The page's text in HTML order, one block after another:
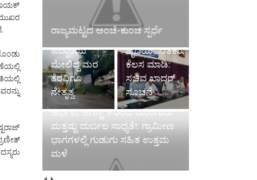
ರಾಜ್ಯಮಟ್ಟದ ಅಂಚೆ-ಕುಂಚ ಸ್ಪರ್ಧೆ
ರಸ್ತೆ ಹೊಂಡ
ಮುಚ್ಚಿದ
ವೈದ್ಯರು,
ಹೆದ್ದಾರಿಯ
ಮೇಲಿದ್ದ ಮರ
ತೆರವಿಗೂ
ನೇತೃತ್ವ
ಅಧಿಕಾರಿಗಳು
ಬುದ್ದಿವಂತಿಕೆಯ
ಜತೆಗೆ
ಹೃದಯವಂತಿಕೆಯಿಂದ
ಕೆಲಸ ಮಾಡಿ:
ಸಚಿವ ಖಾದರ್
ಸೂಚನೆ
ಕರಾವಳಿಯಲ್ಲಿ ತಗ್ಗಿದ ಮಳೆಯ
ಆರ್ಭಟ, ಆಗಸ್ಟ್ 9 ರಿಂದ ಮುಂಗಾರು
ಮತ್ತಷ್ಟು ದುರ್ಬಲ ಸಾಧ್ಯತೆ!: ಗ್ರಾಮೀಣ
ಭಾಗಗಳಲ್ಲಿ ಗುಡುಗು ಸಹಿತ ಉತ್ತಮ
ಮಳೆ